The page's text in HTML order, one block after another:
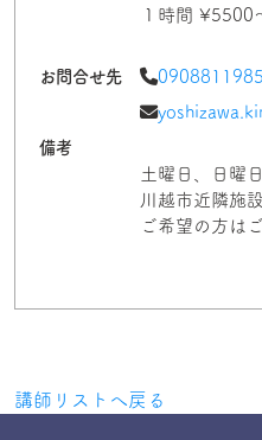
１時間 ¥5500
お問合せ先
備考
土曜日、日曜
川越市近隣施設
ご希望の方は
講師リストへ戻る